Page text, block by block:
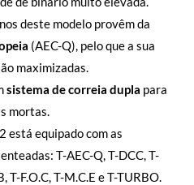
deste modelo provêm da
(AEC-Q), pelo que a sua
maximizadas.
sistema de correia dupla para
mortas.
está equipado com as
T-AEC-Q, T-DCC, T-
T-F.O.C, T-M.C.E e T-TURBO.